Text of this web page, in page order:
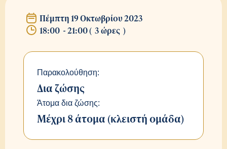
Πέμπτη 19 Οκτωβρίου 2023
18:00 -21:00( 3 ώρες )
Παρακολούθηση:
Δια ζώσης
Άτομα δια ζώσης:
Μέχρι 8 άτομα (κλειστή ομάδα)